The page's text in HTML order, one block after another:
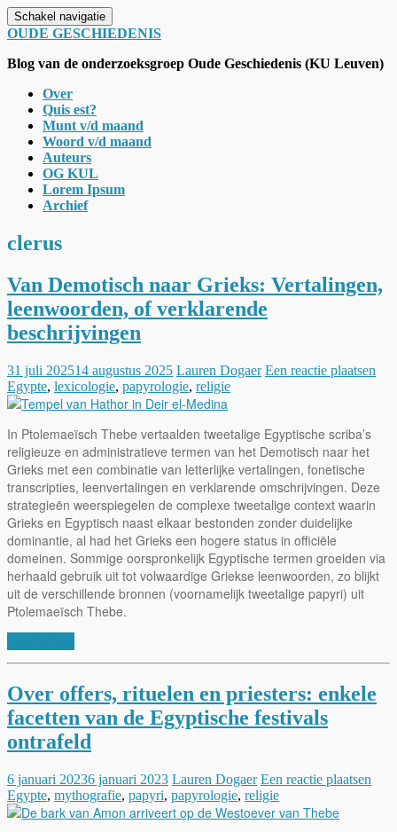
Schakel navigatie
OUDE GESCHIEDENIS
Blog van de onderzoeksgroep Oude Geschiedenis (KU Leuven)
Over
Quis est?
Munt v/d maand
Woord v/d maand
Auteurs
OG KUL
Lorem Ipsum
Archief
clerus
Van Demotisch naar Grieks: Vertalingen,
leenwoorden, of verklarende
beschrijvingen
31 juli 202514 augustus 2025 Lauren Dogaer Een reactie plaatsen
Egypte, lexicologie, papyrologie, religie
In Ptolemaeïsch Thebe vertaalden tweetalige Egyptische scriba’s
religieuze en administratieve termen van het Demotisch naar het
Grieks met een combinatie van letterlijke vertalingen, fonetische
transcripties, leenvertalingen en verklarende omschrijvingen. Deze
strategieën weerspiegelen de complexe tweetalige context waarin
Grieks en Egyptisch naast elkaar bestonden zonder duidelijke
dominantie, al had het Grieks een hogere status in officiële
domeinen. Sommige oorspronkelijk Egyptische termen groeiden via
herhaald gebruik uit tot volwaardige Griekse leenwoorden, zo blijkt
uit de verschillende bronnen (voornamelijk tweetalige papyri) uit
Ptolemaeïsch Thebe.
Over offers, rituelen en priesters: enkele
facetten van de Egyptische festivals
ontrafeld
6 januari 20236 januari 2023 Lauren Dogaer Een reactie plaatsen
Egypte, mythografie, papyri, papyrologie, religie